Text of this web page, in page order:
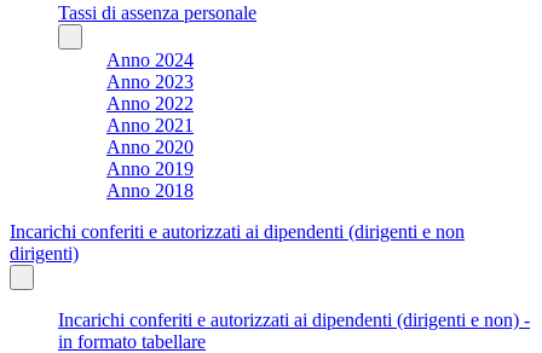
Tassi di assenza personale
Anno 2024
Anno 2023
Anno 2022
Anno 2021
Anno 2020
Anno 2019
Anno 2018
Incarichi conferiti e autorizzati ai dipendenti (dirigenti e non
dirigenti)
Incarichi conferiti e autorizzati ai dipendenti (dirigenti e non) -
in formato tabellare